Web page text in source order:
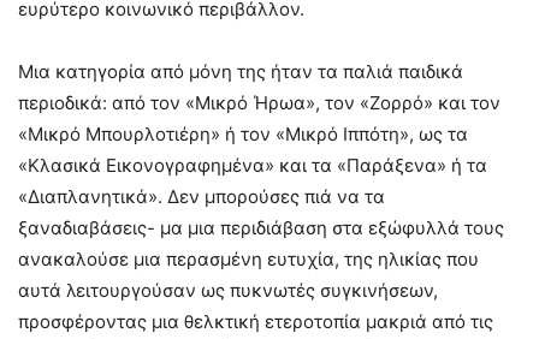
ευρύτερο κοινωνικό περιβάλλον.
Μια κατηγορία από μόνη της ήταν τα παλιά παιδικά
περιοδικά: από τον «Μικρό Ήρωα», τον «Ζορρό» και τον
«Μικρό Μπουρλοτιέρη» ή τον «Μικρό Ιππότη», ως τα
«Κλασικά Εικονογραφημένα» και τα «Παράξενα» ή τα
«Διαπλανητικά». Δεν μπορούσες πιά να τα
ξαναδιαβάσεις- μα μια περιδιάβαση στα εξώφυλλά τους
ανακαλούσε μια περασμένη ευτυχία, της ηλικίας που
αυτά λειτουργούσαν ως πυκνωτές συγκινήσεων,
προσφέροντας μια θελκτική ετεροτοπία μακριά από τις